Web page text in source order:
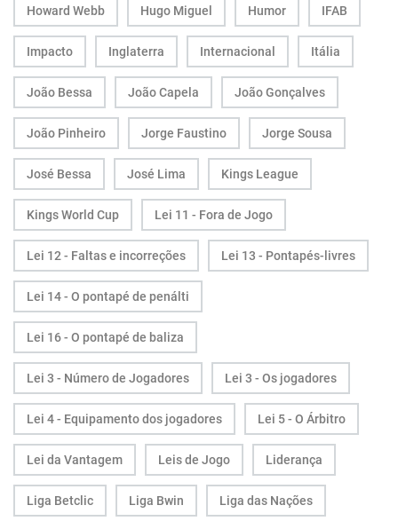
Howard Webb Hugo Miguel Humor IFAB
Impacto Inglaterra Internacional Itália
João Bessa João Capela João Gonçalves
João Pinheiro Jorge Faustino Jorge Sousa
José Bessa José Lima Kings League
Kings World Cup Lei 11 - Fora de Jogo
Lei 12 - Faltas e incorreções Lei 13 - Pontapés-livres
Lei 14 - O pontapé de penálti
Lei 16 - O pontapé de baliza
Lei 3 - Número de Jogadores Lei 3 - Os jogadores
Lei 4 - Equipamento dos jogadores Lei 5 - O Árbitro
Lei da Vantagem Leis de Jogo Liderança
Liga Betclic Liga Bwin Liga das Nações